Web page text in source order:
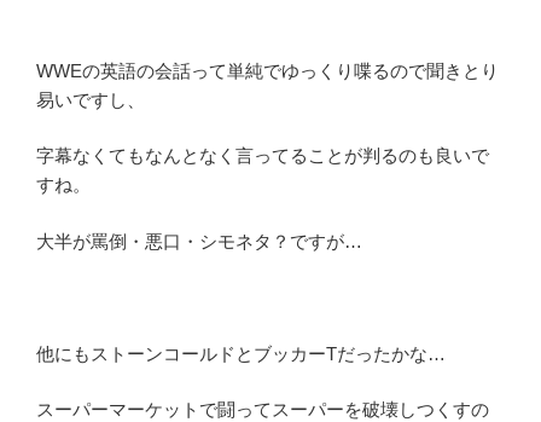
WWEの英語の会話って単純でゆっくり喋るので聞きとり
易いですし、
字幕なくてもなんとなく言ってることが判るのも良いで
すね。
大半が罵倒・悪口・シモネタ？ですが…
他にもストーンコールドとブッカーTだったかな…
スーパーマーケットで闘ってスーパーを破壊しつくすの